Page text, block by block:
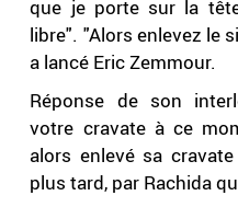
que je porte sur la
libre". "Alors enlevez le
a lancé Eric Zemmour.
Réponse de son
votre cravate à ce
alors enlevé sa
plus tard, par Rachida